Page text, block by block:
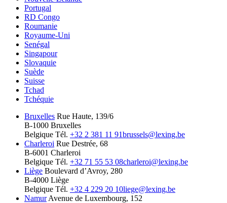
Portugal
RD Congo
Roumanie
Royaume-Uni
Senégal
Singapour
Slovaquie
Suède
Suisse
Tchad
Tchéquie
Bruxelles Rue Haute, 139/6
B-1000 Bruxelles
Belgique Tél. +32 2 381 11 91brussels@lexing.be
Charleroi Rue Destrée, 68
B-6001 Charleroi
Belgique Tél. +32 71 55 53 08charleroi@lexing.be
Liège Boulevard d’Avroy, 280
B-4000 Liège
Belgique Tél. +32 4 229 20 10liege@lexing.be
Namur Avenue de Luxembourg, 152